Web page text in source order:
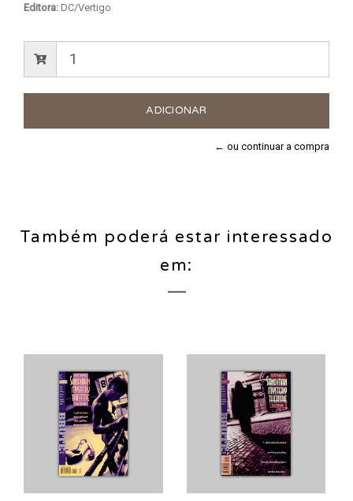
Editora: DC/Vertigo
← ou continuar a compra
Também poderá estar interessado
em: